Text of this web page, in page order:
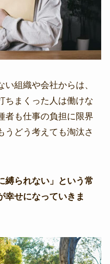
組織や会社からは、
ちまくった人は働けな
者も仕事の負担に限界
どう考えても淘汰さ
縛られない」という常
幸せになっていきま